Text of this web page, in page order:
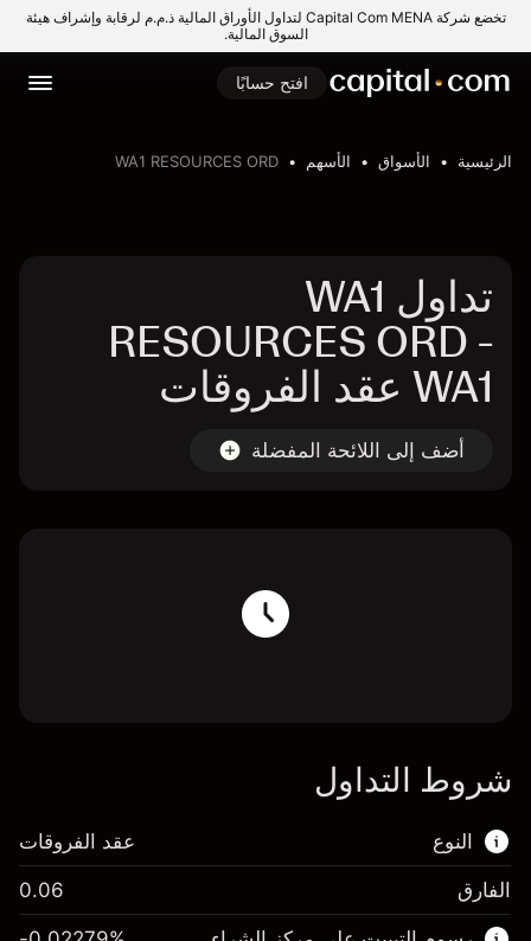
تخضع شركة Capital Com MENA لتداول الأوراق المالية ذ.م.م لرقابة وإشراف هيئة
السوق المالية.
افتح حسابًا
الرئيسية الأسواق الأسهم WA1 RESOURCES ORD
تداول WA1
RESOURCES ORD -
WA1 عقد الفروقات
أضف إلى اللائحة المفضلة
شروط التداول
النوع
هذا السوق المالي متاح للتداول من خلال عقود
عقد الفروقات
الفارق 0.06